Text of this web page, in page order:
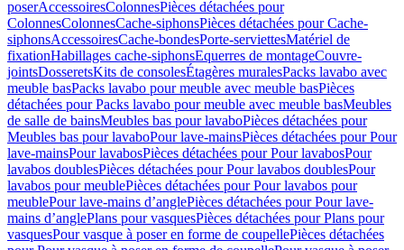
poserAccessoiresColonnesPièces détachées pour
ColonnesColonnesCache-siphonsPièces détachées pour Cache-
siphonsAccessoiresCache-bondesPorte-serviettesMatériel de
fixationHabillages cache-siphonsEquerres de montageCouvre-
jointsDosseretsKits de consolesÉtagères muralesPacks lavabo avec
meuble basPacks lavabo pour meuble avec meuble basPièces
détachées pour Packs lavabo pour meuble avec meuble basMeubles
de salle de bainsMeubles bas pour lavaboPièces détachées pour
Meubles bas pour lavaboPour lave-mainsPièces détachées pour Pour
lave-mainsPour lavabosPièces détachées pour Pour lavabosPour
lavabos doublesPièces détachées pour Pour lavabos doublesPour
lavabos pour meublePièces détachées pour Pour lavabos pour
meublePour lave-mains d’anglePièces détachées pour Pour lave-
mains d’anglePlans pour vasquesPièces détachées pour Plans pour
vasquesPour vasque à poser en forme de coupellePièces détachées